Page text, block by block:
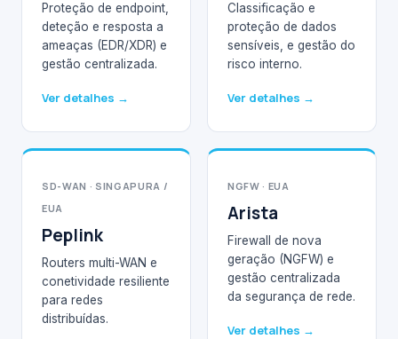
Proteção de endpoint,
deteção e resposta a
ameaças (EDR/XDR) e
gestão centralizada.
Ver detalhes →
Classificação e
proteção de dados
sensíveis, e gestão do
risco interno.
Ver detalhes →
SD-WAN · SINGAPURA /
EUA
Peplink
Routers multi-WAN e
conetividade resiliente
para redes
distribuídas.
NGFW · EUA
Arista
Firewall de nova
geração (NGFW) e
gestão centralizada
da segurança de rede.
Ver detalhes →